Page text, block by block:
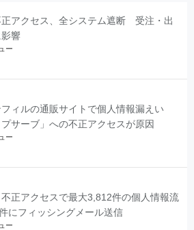
正アクセス、全システム遮断 受注・出
響
ー
ィルの通販サイトで個人情報漏えい
プサーブ」への不正アクセスが原因
ー
正アクセスで最大3,812件の個人情報流
にフィッシングメール送信
ー